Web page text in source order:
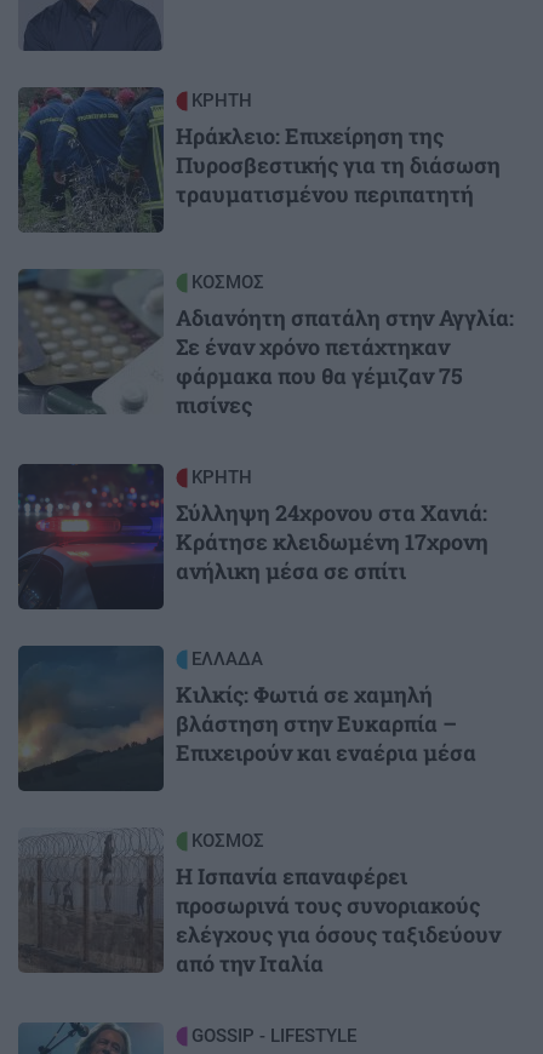
Image ΚΡΗΤΗ
Ηράκλειο: Επιχείρηση της
Πυροσβεστικής για τη διάσωση
τραυματισμένου περιπατητή
Image ΚΟΣΜΟΣ
Αδιανόητη σπατάλη στην Αγγλία:
Σε έναν χρόνο πετάχτηκαν
φάρμακα που θα γέμιζαν 75
πισίνες
ΚΡΗΤΗ
Σύλληψη 24χρονου στα Χανιά:
Κράτησε κλειδωμένη 17χρονη
ανήλικη μέσα σε σπίτι
ΕΛΛΑΔΑ
Κιλκίς: Φωτιά σε χαμηλή
βλάστηση στην Ευκαρπία –
Επιχειρούν και εναέρια μέσα
Image ΚΟΣΜΟΣ
Η Ισπανία επαναφέρει
προσωρινά τους συνοριακούς
ελέγχους για όσους ταξιδεύουν
από την Ιταλία
Image GOSSIP - LIFESTYLE